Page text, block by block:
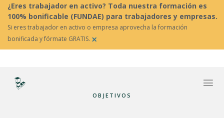
¿Eres trabajador en activo? Toda nuestra formación es
100% bonificable (FUNDAE) para trabajadores y empresas.
Si eres trabajador en activo o empresa aprovecha la formación
bonificada y fórmate GRATIS. ×
OBJETIVOS